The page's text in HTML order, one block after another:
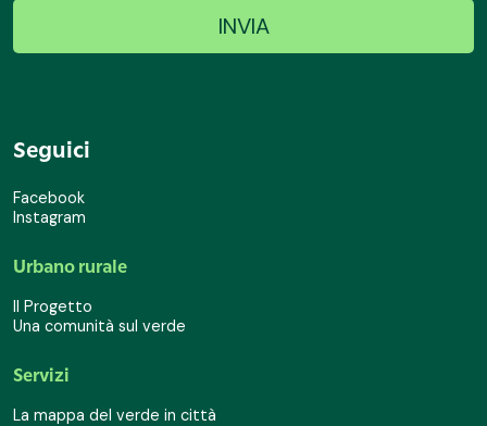
Seguici
Facebook
Instagram
Urbano rurale
Il Progetto
Una comunità sul verde
Servizi
La mappa del verde in città